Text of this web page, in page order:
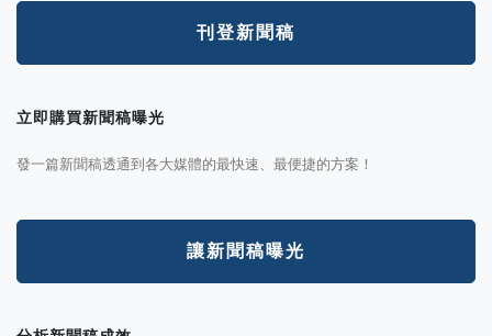
刊登新聞稿
立即購買新聞稿曝光
發一篇新聞稿透通到各大媒體的最快速、最便捷的方案！
讓新聞稿曝光